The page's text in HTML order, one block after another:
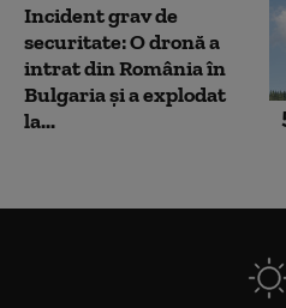
Incident grav de
securitate: O dronă a
intrat din România în
Bulgaria şi a explodat
la...